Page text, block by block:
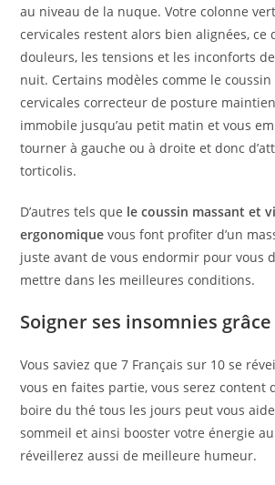
au niveau de la nuque. Votre colonne
cervicales restent alors bien alignées, ce
douleurs, les tensions et les inconforts
nuit. Certains modèles comme le
cervicales correcteur de posture
immobile jusqu’au petit matin et vous
tourner à gauche ou à droite et donc
torticolis.
D’autres tels que le coussin massant et
ergonomique vous font profiter d’un
juste avant de vous endormir pour vous
mettre dans les meilleures conditions.
Soigner ses insomnies
Vous saviez que 7 Français sur 10 se
vous en faites partie, vous serez content
boire du thé tous les jours peut vous
sommeil et ainsi booster votre énergie
réveillerez aussi de meilleure humeur.